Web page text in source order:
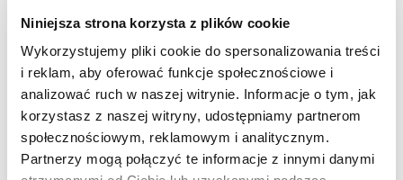
Niniejsza strona korzysta z plików cookie
Wykorzystujemy pliki cookie do spersonalizowania treści
i reklam, aby oferować funkcje społecznościowe i
analizować ruch w naszej witrynie. Informacje o tym, jak
korzystasz z naszej witryny, udostępniamy partnerom
społecznościowym, reklamowym i analitycznym.
Partnerzy mogą połączyć te informacje z innymi danymi
- 1 łyżka pasty miso (można użyć soli do
smaku),
- 1 łyżka płatków drożdżowych (można
pominąć, ale one dodadzą smaku serowego),
- 2 płaskie łyżki mąki z tapioki.
Wykonanie: